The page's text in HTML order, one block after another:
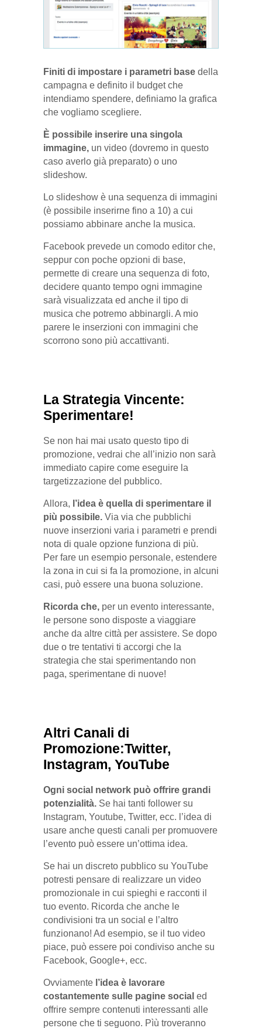
Finiti di impostare i parametri base della
campagna e definito il budget che
intendiamo spendere, definiamo la grafica
che vogliamo scegliere.
È possibile inserire una singola
immagine, un video (dovremo in questo
caso averlo già preparato) o uno
slideshow.
Lo slideshow è una sequenza di immagini
(è possibile inserirne fino a 10) a cui
possiamo abbinare anche la musica.
Facebook prevede un comodo editor che,
seppur con poche opzioni di base,
permette di creare una sequenza di foto,
decidere quanto tempo ogni immagine
sarà visualizzata ed anche il tipo di
musica che potremo abbinargli. A mio
parere le inserzioni con immagini che
scorrono sono più accattivanti.
La Strategia Vincente:
Sperimentare!
Se non hai mai usato questo tipo di
promozione, vedrai che all’inizio non sarà
immediato capire come eseguire la
targetizzazione del pubblico.
Allora, l’idea è quella di sperimentare il
più possibile. Via via che pubblichi
nuove inserzioni varia i parametri e prendi
nota di quale opzione funziona di più.
Per fare un esempio personale, estendere
la zona in cui si fa la promozione, in alcuni
casi, può essere una buona soluzione.
Ricorda che, per un evento interessante,
le persone sono disposte a viaggiare
anche da altre città per assistere. Se dopo
due o tre tentativi ti accorgi che la
strategia che stai sperimentando non
paga, sperimentane di nuove!
Altri Canali di
Promozione:Twitter,
Instagram, YouTube
Ogni social network può offrire grandi
potenzialità. Se hai tanti follower su
Instagram, Youtube, Twitter, ecc. l’idea di
usare anche questi canali per promuovere
l’evento può essere un’ottima idea.
Se hai un discreto pubblico su YouTube
potresti pensare di realizzare un video
promozionale in cui spieghi e racconti il
tuo evento. Ricorda che anche le
condivisioni tra un social e l’altro
funzionano! Ad esempio, se il tuo video
piace, può essere poi condiviso anche su
Facebook, Google+, ecc.
Ovviamente l’idea è lavorare
costantemente sulle pagine social ed
offrire sempre contenuti interessanti alle
persone che ti seguono. Pìù troveranno